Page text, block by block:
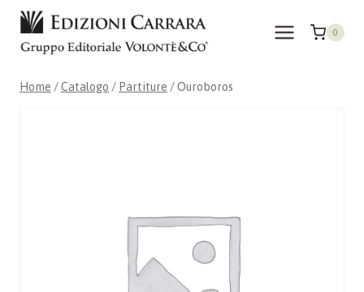
Salta
contenuto
0
Home /Catalogo / Partiture /Ouroboros